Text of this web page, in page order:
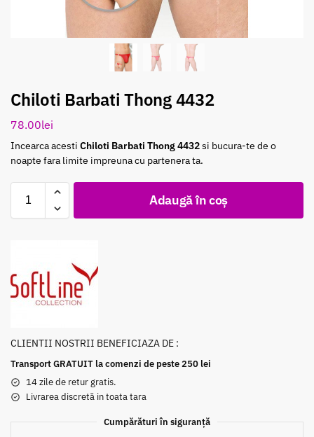
Chiloti Barbati Thong 4432
78.00lei
Incearca acesti Chiloti Barbati Thong 4432si bucura-te de o
noapte fara limite impreuna cu partenera ta.
Adaugă în coș
CLIENTII NOSTRII BENEFICIAZA DE :
Transport GRATUIT la comenzi de peste 250 lei
14 zile de retur gratis.
Livrarea discretă in toata tara
Cumpărături în siguranță